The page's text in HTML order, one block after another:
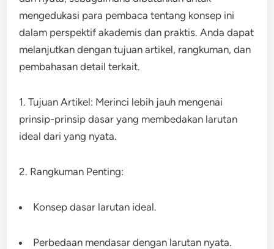
mengedukasi para pembaca tentang konsep ini
dalam perspektif akademis dan praktis. Anda dapat
melanjutkan dengan tujuan artikel, rangkuman, dan
pembahasan detail terkait.
1. Tujuan Artikel: Merinci lebih jauh mengenai
prinsip-prinsip dasar yang membedakan larutan
ideal dari yang nyata.
2. Rangkuman Penting:
Konsep dasar larutan ideal.
Perbedaan mendasar dengan larutan nyata.